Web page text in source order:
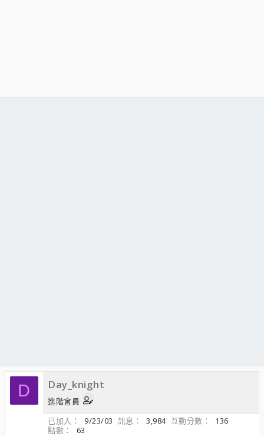
D Day_knight
進階會員
已加入
9/23/03 訊息 3,984 互動分數
136
點數
63